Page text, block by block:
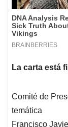
La carta está
Comité de
temática
Francisco